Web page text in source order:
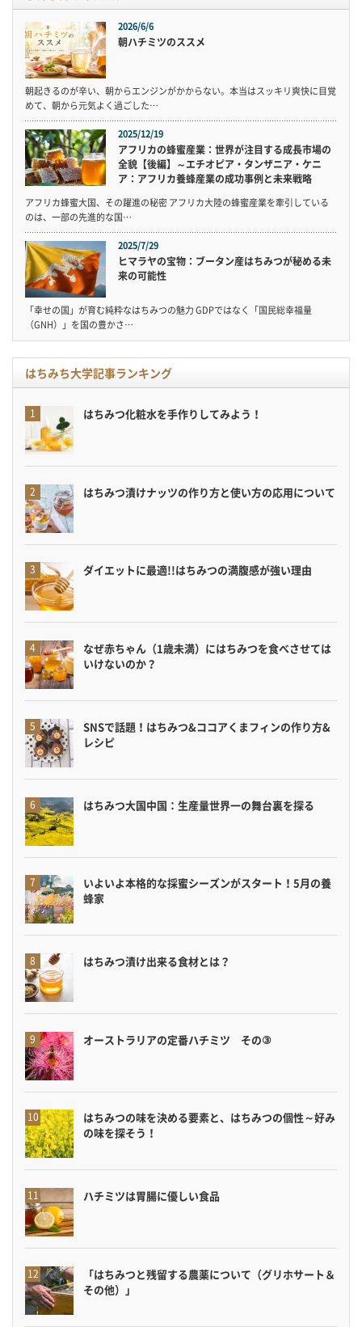
2026/6/6
朝ハチミツのススメ
朝起きるのが辛い、朝からエンジンがかからない。本当はスッキリ爽快に目覚
めて、朝から元気よく過ごした…
2025/12/19
アフリカの蜂蜜産業：世界が注目する成長市場の
全貌【後編】～エチオピア・タンザニア・ケニ
ア：アフリカ養蜂産業の成功事例と未来戦略
アフリカ蜂蜜大国、その躍進の秘密 アフリカ大陸の蜂蜜産業を牽引している
のは、一部の先進的な国…
2025/7/29
ヒマラヤの宝物：ブータン産はちみつが秘める未
来の可能性
「幸せの国」が育む純粋なはちみつの魅力 GDPではなく「国民総幸福量
（GNH）」を国の豊かさ…
はちみち大学記事ランキング
はちみつ化粧水を手作りしてみよう！
はちみつ漬けナッツの作り方と使い方の応用について
ダイエットに最適!!はちみつの満腹感が強い理由
なぜ赤ちゃん（1歳未満）にはちみつを食べさせては
いけないのか？
SNSで話題！はちみつ&ココアくまフィンの作り方&
レシピ
はちみつ大国中国：生産量世界一の舞台裏を探る
いよいよ本格的な採蜜シーズンがスタート！5月の養
蜂家
はちみつ漬け出来る食材とは？
オーストラリアの定番ハチミツ その③
はちみつの味を決める要素と、はちみつの個性～好み
の味を探そう！
ハチミツは胃腸に優しい食品
「はちみつと残留する農薬について（グリホサート＆
その他）」